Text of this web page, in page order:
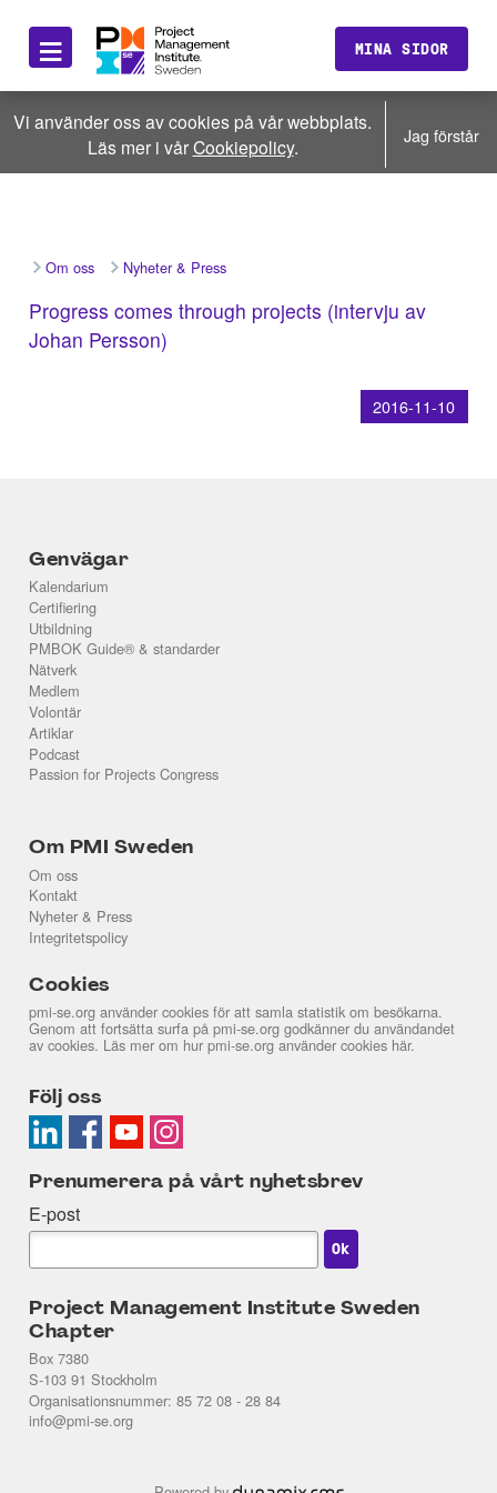
≡ MINA SIDOR
Vi använder oss av cookies på vår webbplats.
Läs mer i vårCookiepolicy. Jag förstår
Om oss Nyheter & Press
Progress comes through projects (intervju av
Johan Persson)
2016-11-10
Genvägar
Kalendarium
Certifiering
Utbildning
PMBOK Guide® & standarder
Nätverk
Medlem
Volontär
Artiklar
Podcast
Passion for Projects Congress
Om PMI Sweden
Om oss
Kontakt
Nyheter & Press
Integritetspolicy
Cookies
pmi-se.org använder cookies för att samla statistik om besökarna.
Genom att fortsätta surfa på pmi-se.org godkänner du användandet
av cookies. Läs mer om hur pmi-se.org använder cookies här.
Följ oss
Prenumerera på vårt nyhetsbrev
E-post
Project Management Institute Sweden
Chapter
Box 7380
S-103 91 Stockholm
Organisationsnummer: 85 72 08 - 28 84
info@pmi-se.org